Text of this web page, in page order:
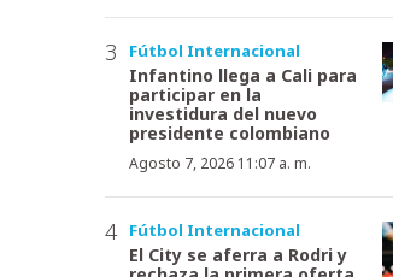
Fútbol Internacional
Infantino llega a Cali para
participar en la
investidura del nuevo
presidente colombiano
Agosto 7, 2026 11:07 a. m.
Fútbol Internacional
El City se aferra a Rodri y